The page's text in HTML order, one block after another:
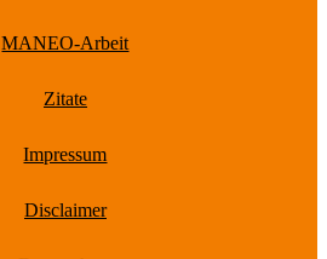
MANEO-Arbeit
Zitate
Impressum
Disclaimer